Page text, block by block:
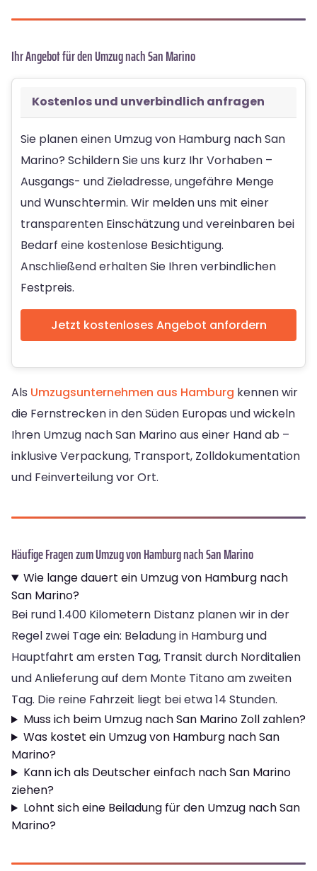
Ihr Angebot für den Umzug nach San Marino
Kostenlos und unverbindlich anfragen
Sie planen einen Umzug von Hamburg nach San
Marino? Schildern Sie uns kurz Ihr Vorhaben –
Ausgangs- und Zieladresse, ungefähre Menge
und Wunschtermin. Wir melden uns mit einer
transparenten Einschätzung und vereinbaren bei
Bedarf eine kostenlose Besichtigung.
Anschließend erhalten Sie Ihren verbindlichen
Festpreis.
Jetzt kostenloses Angebot anfordern
Als Umzugsunternehmen aus Hamburg kennen wir
die Fernstrecken in den Süden Europas und wickeln
Ihren Umzug nach San Marino aus einer Hand ab –
inklusive Verpackung, Transport, Zolldokumentation
und Feinverteilung vor Ort.
Häufige Fragen zum Umzug von Hamburg nach San Marino
Wie lange dauert ein Umzug von Hamburg nach
San Marino?
Bei rund 1.400 Kilometern Distanz planen wir in der
Regel zwei Tage ein: Beladung in Hamburg und
Hauptfahrt am ersten Tag, Transit durch Norditalien
und Anlieferung auf dem Monte Titano am zweiten
Tag. Die reine Fahrzeit liegt bei etwa 14 Stunden.
Muss ich beim Umzug nach San Marino Zoll zahlen?
Was kostet ein Umzug von Hamburg nach San
Marino?
Kann ich als Deutscher einfach nach San Marino
ziehen?
Lohnt sich eine Beiladung für den Umzug nach San
Marino?